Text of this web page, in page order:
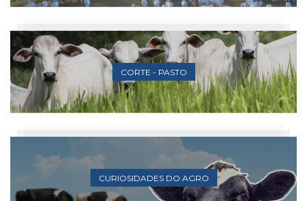
CORTE - PASTO
CURIOSIDADES DO AGRO